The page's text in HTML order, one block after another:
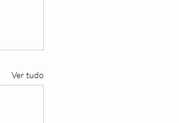
Ver tudo